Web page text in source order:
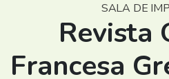
SALA DE
Revista
Francesa